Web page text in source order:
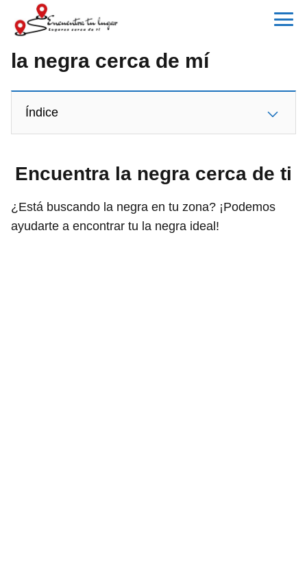
la negra cerca de mí
Índice
Encuentra la negra cerca de ti
¿Está buscando la negra en tu zona? ¡Podemos
ayudarte a encontrar tu la negra ideal!